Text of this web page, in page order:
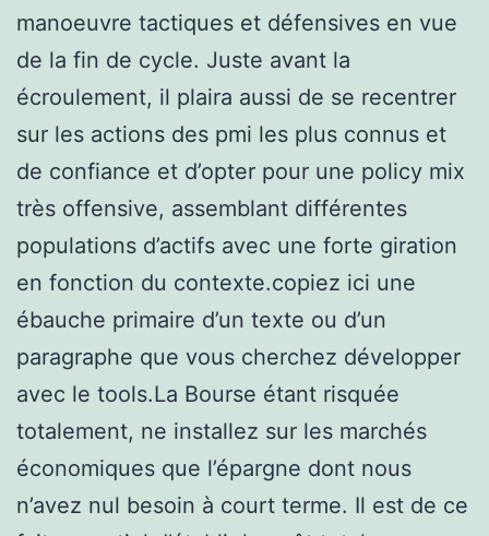
manoeuvre tactiques et défensives en vue
de la fin de cycle. Juste avant la
écroulement, il plaira aussi de se recentrer
sur les actions des pmi les plus connus et
de confiance et d’opter pour une policy mix
très offensive, assemblant différentes
populations d’actifs avec une forte giration
en fonction du contexte.copiez ici une
ébauche primaire d’un texte ou d’un
paragraphe que vous cherchez développer
avec le tools.La Bourse étant risquée
totalement, ne installez sur les marchés
économiques que l’épargne dont nous
n’avez nul besoin à court terme. Il est de ce